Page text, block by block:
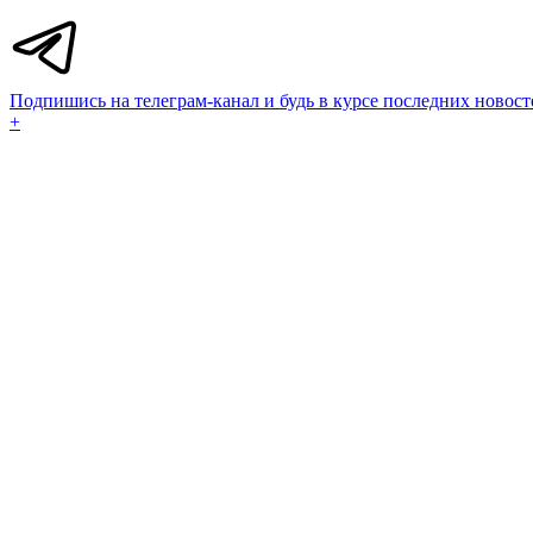
Подпишись на телеграм-канал и будь в курсе последних
+